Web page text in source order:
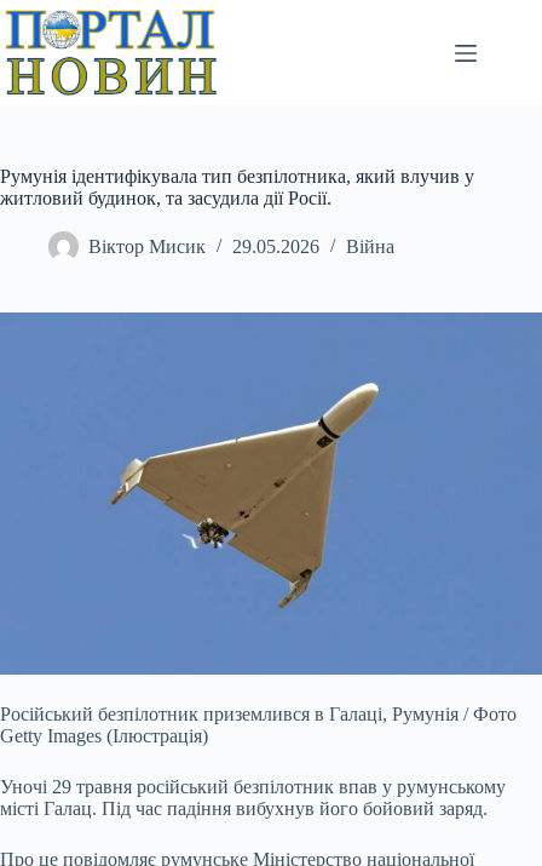
Перейти
вмісту
Румунія ідентифікувала тип безпілотника, який влучив у
житловий будинок, та засудила дії Росії.
Віктор Мисик 29.05.2026 Війна
Російський безпілотник приземлився в Галаці, Румунія / Фото
Getty Images (Ілюстрація)
Уночі 29 травня російський безпілотник впав у румунському
місті Галац. Під час падіння вибухнув його бойовий заряд.
Про це повідомляє румунське Міністерство національної